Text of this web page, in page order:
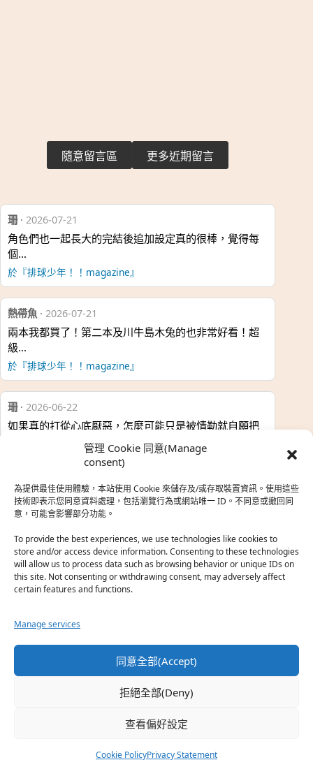
管理 Cookie 同意(Manage
consent)
為提供最佳使用體驗，本站使用 Cookie 來儲存及/或存取裝置資訊。使用這些
技術即表示您同意資料處理，包括瀏覽行為或網站唯一 ID。不同意或撤回同
意，可能會影響部分功能。
To provide the best experiences, we use technologies like cookies to
store and/or access device information. Consenting to these technologies
will allow us to process data such as browsing behavior or unique IDs on
this site. Not consenting or withdrawing consent, may adversely affect
certain features and functions.
Manage services
同意全部(Accept)
拒絕全部(Deny)
查看偏好設定
Cookie PolicyPrivacy Statement
隨意留言區 更多近期留言
珊· 2026-07-21
角色們也一起長大的完結後追加設定真的很棒，覺得每
個…
於『排球少年！！magazine』
熱帶魚 · 2026-07-21
兩本我都買了！第二本及川牛島木兔的也非常好看！超
級…
於『排球少年！！magazine』
珊· 2026-06-22
如果真的打從心底厭惡，怎麼可能只是被情勒就自願把
熱帶魚·2026-06-22
之前看到網路上有人說灰二自私情勒大家陪他圓夢，但
真…
於『強風吹拂』
珊·2026-06-18
第…
於『白領羽球部』